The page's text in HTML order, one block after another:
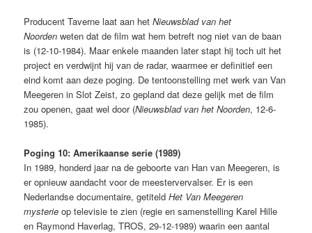
Producent Taverne laat aan hetNieuwsblad van het
Noorden weten dat de film wat hem betreft nog niet van de baan
is (12-10-1984). Maar enkele maanden later stapt hij toch uit het
project en verdwijnt hij van de radar, waarmee er definitief een
eind komt aan deze poging. De tentoonstelling met werk van Van
Meegeren in Slot Zeist, zo gepland dat deze gelijk met de film
zou openen, gaat wel door (Nieuwsblad van het Noorden, 12-6-
1985).
Poging 10: Amerikaanse serie (1989)
In 1989, honderd jaar na de geboorte van Han van Meegeren, is
er opnieuw aandacht voor de meestervervalser. Er is een
Nederlandse documentaire, getiteldHet Van Meegeren
mysterie op televisie te zien (regie en samenstelling Karel Hille
en Raymond Haverlag, TROS, 29-12-1989) waarin een aantal